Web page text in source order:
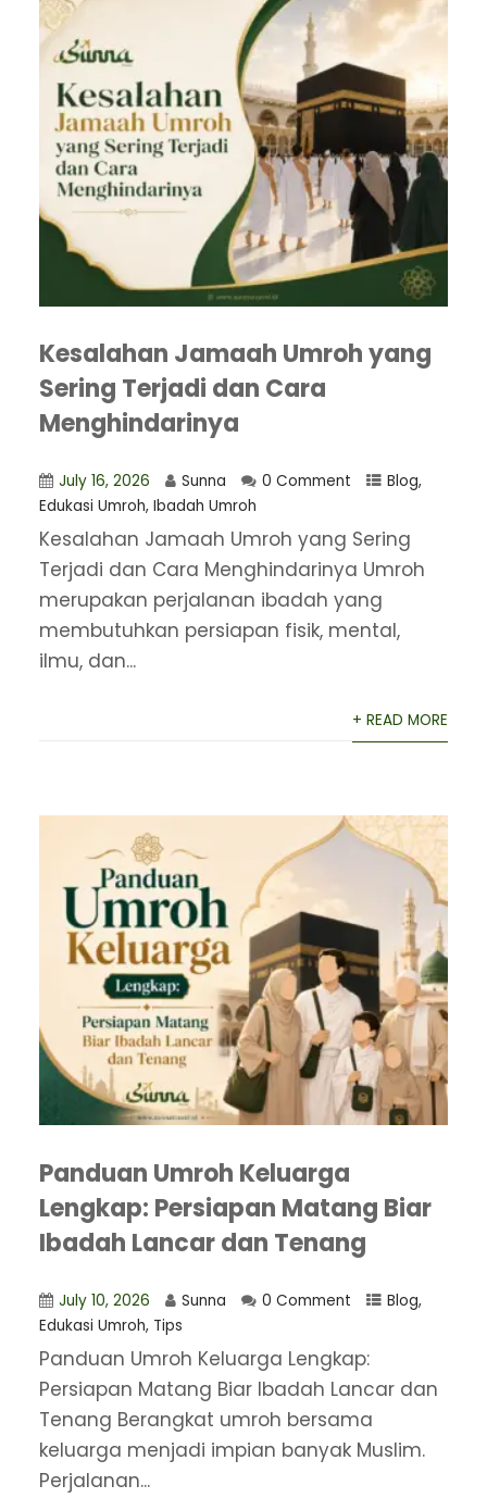
Kesalahan Jamaah Umroh yang
Sering Terjadi dan Cara
Menghindarinya
July 16, 2026 Sunna 0 Comment Blog,
Edukasi Umroh, Ibadah Umroh
Kesalahan Jamaah Umroh yang Sering
Terjadi dan Cara Menghindarinya Umroh
merupakan perjalanan ibadah yang
membutuhkan persiapan fisik, mental,
ilmu, dan...
+ READ MORE
Panduan Umroh Keluarga
Lengkap: Persiapan Matang Biar
Ibadah Lancar dan Tenang
July 10, 2026 Sunna 0 Comment Blog,
Edukasi Umroh, Tips
Panduan Umroh Keluarga Lengkap:
Persiapan Matang Biar Ibadah Lancar dan
Tenang Berangkat umroh bersama
keluarga menjadi impian banyak Muslim.
Perjalanan...